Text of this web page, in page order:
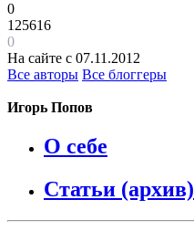
0
125616
0
На сайте с 07.11.2012
Все авторы Все блоггеры
Игорь Попов
О себе
Статьи (архив)